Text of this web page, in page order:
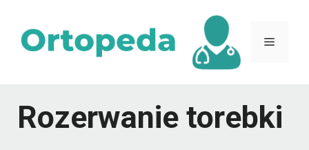
Menu
Rozerwanie torebki